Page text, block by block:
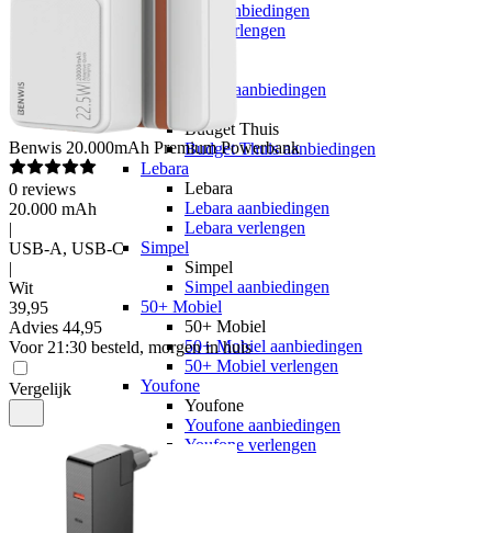
Ben aanbiedingen
Ben verlengen
Simyo aanbiedingen
Budget Thuis
Budget Thuis aanbiedingen
Lebara
Lebara
Lebara aanbiedingen
Lebara verlengen
Simpel
Simpel
Simpel aanbiedingen
50+ Mobiel
50+ Mobiel
50+ Mobiel aanbiedingen
50+ Mobiel verlengen
Youfone
Youfone
Youfone aanbiedingen
Youfone verlengen
Alle telefoons
Alle aanbiedingen
Benwis 20.000mAh Premium Powerbank
0 reviews
20.000 mAh
|
USB-A, USB-C
|
Wit
39,95
Advies 44,95
Voor 21:30 besteld, morgen in huis
Vergelijk